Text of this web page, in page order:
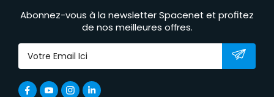
Abonnez-vous à la newsletter Spacenet et profitez
de nos meilleures offres.